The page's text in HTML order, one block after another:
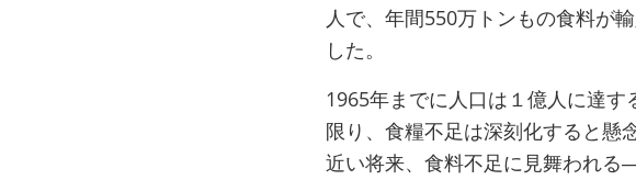
人で、年間550万トンもの食料が
した。
1965年までに人口は１億人に達
限り、食糧不足は深刻化すると懸
近い将来、食料不足に見舞われ